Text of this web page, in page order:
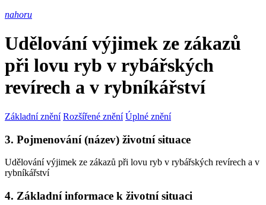
nahoru
Udělování výjimek ze zákazů
při lovu ryb v rybářských
revírech a v rybníkářství
Základní znění Rozšířené znění Úplné znění
3. Pojmenování (název) životní situace
Udělování výjimek ze zákazů při lovu ryb v rybářských revírech a v
rybníkářství
4. Základní informace k životní situaci